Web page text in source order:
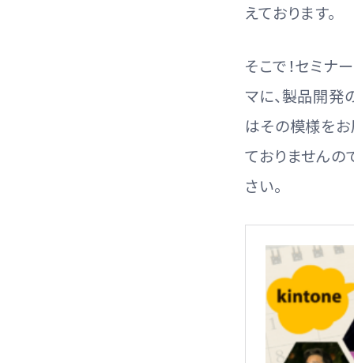
えております。
そこで！セミナ
マに、製品開発
はその模様を
ておりませんの
さい。